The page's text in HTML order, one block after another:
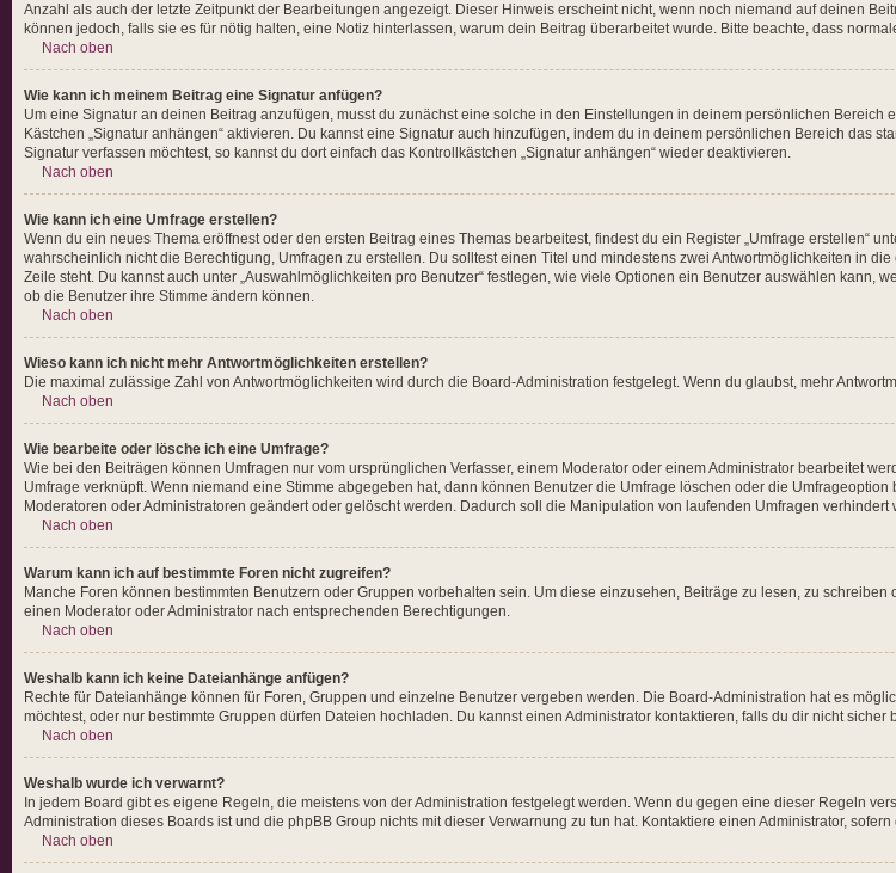
Anzahl als auch der letzte Zeitpunkt der Bearbeitungen angezeigt. Dieser Hinweis erscheint nicht, wenn noch niemand auf deinen
können jedoch, falls sie es für nötig halten, eine Notiz hinterlassen, warum dein Beitrag überarbeitet wurde. Bitte beachte, dass
Nach oben
Wie kann ich meinem Beitrag eine Signatur anfügen?
Um eine Signatur an deinen Beitrag anzufügen, musst du zunächst eine solche in den Einstellungen in deinem persönlichen
Kästchen „Signatur anhängen“ aktivieren. Du kannst eine Signatur auch hinzufügen, indem du in deinem persönlichen Bereich das
Signatur verfassen möchtest, so kannst du dort einfach das Kontrollkästchen „Signatur anhängen“ wieder deaktivieren.
Nach oben
Wie kann ich eine Umfrage erstellen?
Wenn du ein neues Thema eröffnest oder den ersten Beitrag eines Themas bearbeitest, findest du ein Register „Umfrage erstellen“
wahrscheinlich nicht die Berechtigung, Umfragen zu erstellen. Du solltest einen Titel und mindestens zwei Antwortmöglichkeiten in
Zeile steht. Du kannst auch unter „Auswahlmöglichkeiten pro Benutzer“ festlegen, wie viele Optionen ein Benutzer auswählen
ob die Benutzer ihre Stimme ändern können.
Nach oben
Wieso kann ich nicht mehr Antwortmöglichkeiten erstellen?
Die maximal zulässige Zahl von Antwortmöglichkeiten wird durch die Board-Administration festgelegt. Wenn du glaubst, mehr
Nach oben
Wie bearbeite oder lösche ich eine Umfrage?
Wie bei den Beiträgen können Umfragen nur vom ursprünglichen Verfasser, einem Moderator oder einem Administrator bearbeitet
Umfrage verknüpft. Wenn niemand eine Stimme abgegeben hat, dann können Benutzer die Umfrage löschen oder die
Moderatoren oder Administratoren geändert oder gelöscht werden. Dadurch soll die Manipulation von laufenden Umfragen verhindert
Nach oben
Warum kann ich auf bestimmte Foren nicht zugreifen?
Manche Foren können bestimmten Benutzern oder Gruppen vorbehalten sein. Um diese einzusehen, Beiträge zu lesen, zu
einen Moderator oder Administrator nach entsprechenden Berechtigungen.
Nach oben
Weshalb kann ich keine Dateianhänge anfügen?
Rechte für Dateianhänge können für Foren, Gruppen und einzelne Benutzer vergeben werden. Die Board-Administration hat es
möchtest, oder nur bestimmte Gruppen dürfen Dateien hochladen. Du kannst einen Administrator kontaktieren, falls du dir nicht
Nach oben
Weshalb wurde ich verwarnt?
In jedem Board gibt es eigene Regeln, die meistens von der Administration festgelegt werden. Wenn du gegen eine dieser Regeln
Administration dieses Boards ist und die phpBB Group nichts mit dieser Verwarnung zu tun hat. Kontaktiere einen Administrator,
Nach oben